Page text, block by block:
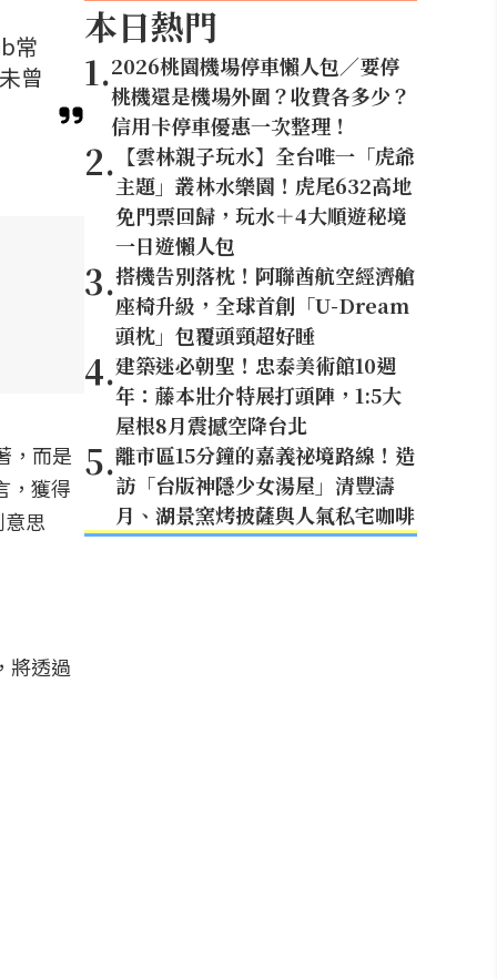
常
曾
，而是
，獲得
思
將透過
本日熱門
1.2026桃園機場停車懶人包／要停
桃機還是機場外圍？收費各多少？
信用卡停車優惠一次整理！
2. 【雲林親子玩水】全台唯一「虎爺
主題」叢林水樂園！虎尾632高地
免門票回歸，玩水＋4大順遊秘境
一日遊懶人包
3.搭機告別落枕！阿聯酋航空經濟艙
座椅升級，全球首創「U-Dream
頭枕」包覆頭頸超好睡
4.建築迷必朝聖！忠泰美術館10週
年：藤本壯介特展打頭陣，1:5大
屋根8月震撼空降台北
5.離市區15分鐘的嘉義祕境路線！造
訪「台版神隱少女湯屋」清豐濤
月、湖景窯烤披薩與人氣私宅咖啡